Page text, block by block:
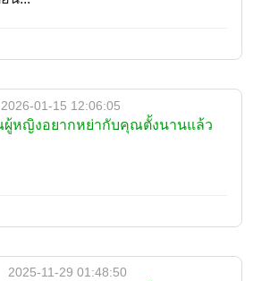
2026-01-15 12:06:05
หญิงอยากหย่ากับคุณตั้งนานแล้ว
2025-11-29 01:48:50